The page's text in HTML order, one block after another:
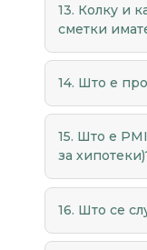
13. Колку и
сметки
14. Што е
15. Што е
за
16. Што се